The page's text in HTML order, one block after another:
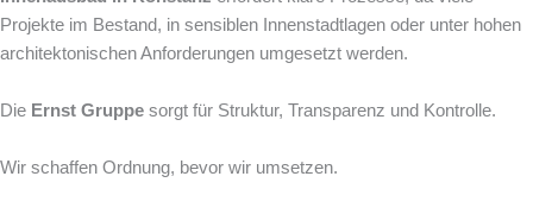
Projekte im Bestand, in sensiblen Innenstadtlagen oder unter hohen
architektonischen Anforderungen umgesetzt werden.
Die Ernst Gruppe sorgt für Struktur, Transparenz und Kontrolle.
Wir schaffen Ordnung, bevor wir umsetzen.